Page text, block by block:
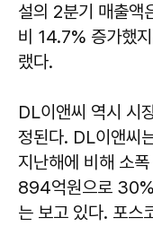
설의 2분기 매출
비 14.7% 증가했
랬다.
DL이앤씨 역시 시
정된다. DL이앤씨
지난해에 비해 소
894억원으로 30%
는 보고 있다. 포스